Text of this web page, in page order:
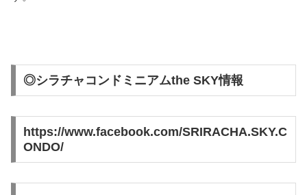
◎シラチャコンドミニアムthe SKY情報
https://www.facebook.com/SRIRACHA.SKY.C
ONDO/